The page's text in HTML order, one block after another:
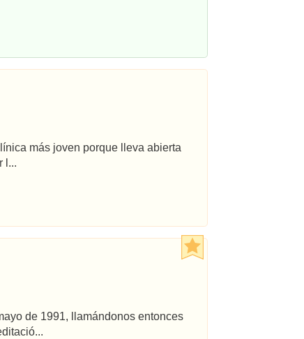
más joven porque lleva abierta
l...
de 1991, llamándonos entonces